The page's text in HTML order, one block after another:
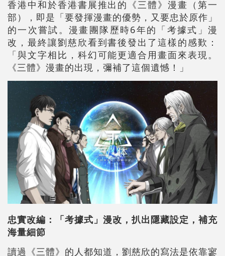
香港中和於香港書展推出的《三體》漫畫（第一
部），即是「要發揮漫畫的優勢，又要忠於原作」
的一次嘗試。漫畫團隊歷時6年的「考據式」漫
改，最終讓劉慈欣看到書後發出了這樣的感歎：
「與文字相比，科幻可能更適合用畫面來表現。
《三體》漫畫的出現，彌補了這個遺憾！」
忠實改編：「考據式」漫改，扒出隱藏設定，補充
海量細節
讀過《三體》的人都知道，劉慈欣的寫法是依靠寥